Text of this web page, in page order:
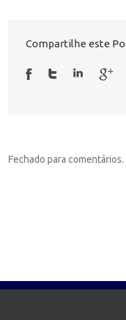
Compartilhe este
Fechado para comentários.